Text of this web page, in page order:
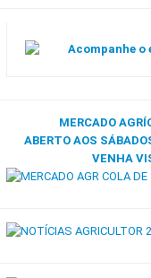
Acompanhe o
MERCADO
ABERTO AOS
VENHA